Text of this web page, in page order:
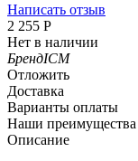
Написать отзыв
2 255 Р
Нет в наличии
БрендICM
Отложить
Доставка
Варианты оплаты
Наши преимущества
Описание